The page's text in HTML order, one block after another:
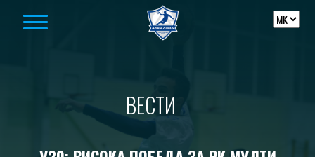
ВЕСТИ